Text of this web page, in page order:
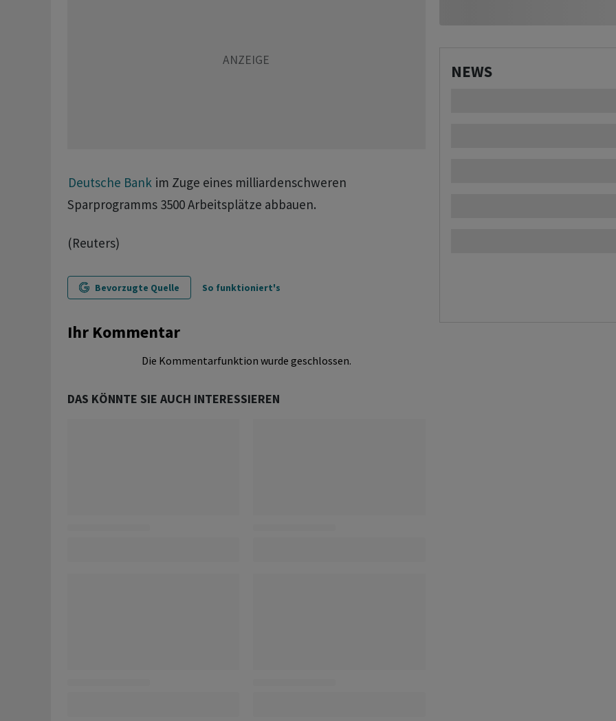
Deutsche Bank im Zuge eines milliardenschweren
Sparprogramms 3500 Arbeitsplätze abbauen.
(Reuters)
Bevorzugte Quelle So funktioniert's
Ihr Kommentar
Die Kommentarfunktion wurde geschlossen.
DAS KÖNNTE SIE AUCH INTERESSIEREN
NEWS